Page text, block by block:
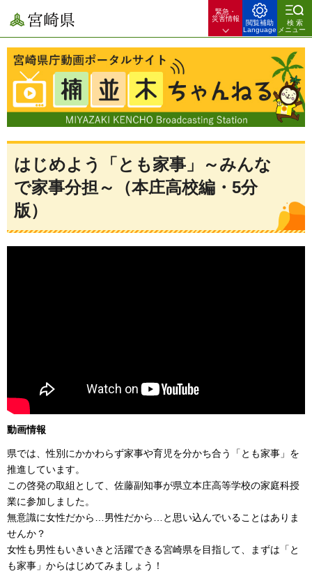
宮崎県
緊急・
災害情報
閲覧補助
Language
検索
メニュー
はじめよう「とも家事」～みんな
で家事分担～（本庄高校編・5分
版）
動画情報
県では、性別にかかわらず家事や育児を分かち合う「とも家事」を
推進しています。
この啓発の取組として、佐藤副知事が県立本庄高等学校の家庭科授
業に参加しました。
無意識に女性だから…男性だから…と思い込んでいることはありま
せんか？
女性も男性もいきいきと活躍できる宮崎県を目指して、まずは「と
も家事」からはじめてみましょう！